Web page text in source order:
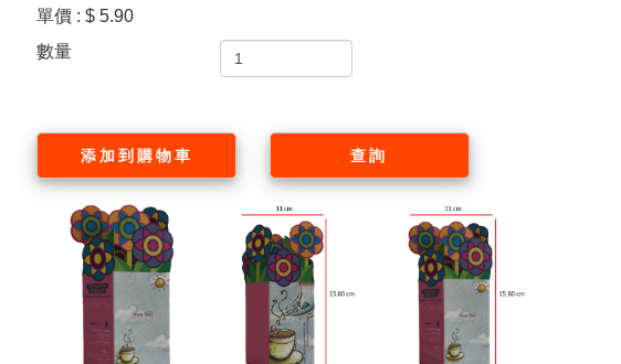
單價 : $ 5.90
數量
添加到購物車 查詢